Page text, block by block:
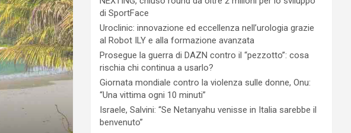
di SportFace
Uroclinic: innovazione ed eccellenza nell’urologia grazie
al Robot ILY e alla formazione avanzata
Prosegue la guerra di DAZN contro il “pezzotto”: cosa
rischia chi continua a usarlo?
Giornata mondiale contro la violenza sulle donne, Onu:
“Una vittima ogni 10 minuti”
Israele, Salvini: “Se Netanyahu venisse in Italia sarebbe il
benvenuto”